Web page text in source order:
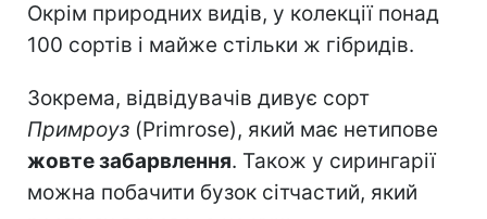
Окрім природних видів, у колекції понад
100 сортів і майже стільки ж гібридів.
Зокрема, відвідувачів дивує сорт
Примроуз (Primrose), який має нетипове
жовте забарвлення. Також у сирингарії
можна побачити бузок сітчастий, який